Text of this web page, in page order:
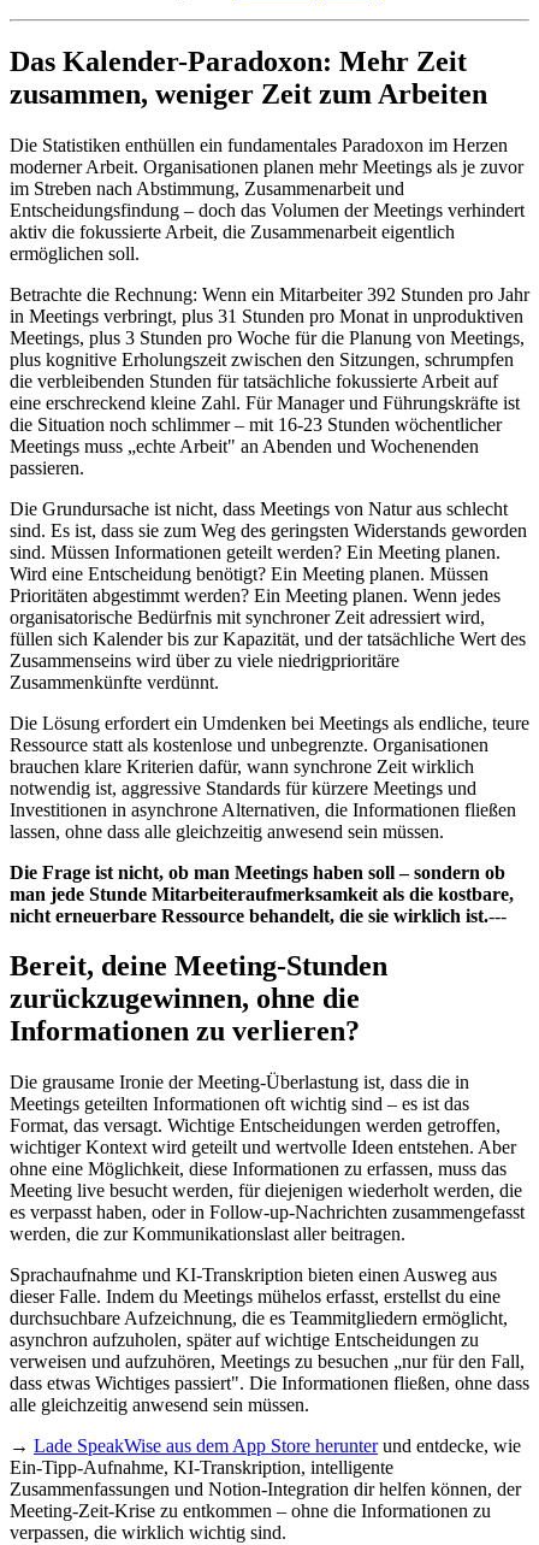
Das Kalender-Paradoxon: Mehr Zeit
zusammen, weniger Zeit zum Arbeiten
Die Statistiken enthüllen ein fundamentales Paradoxon im Herzen
moderner Arbeit. Organisationen planen mehr Meetings als je zuvor
im Streben nach Abstimmung, Zusammenarbeit und
Entscheidungsfindung – doch das Volumen der Meetings verhindert
aktiv die fokussierte Arbeit, die Zusammenarbeit eigentlich
ermöglichen soll.
Betrachte die Rechnung: Wenn ein Mitarbeiter 392 Stunden pro Jahr
in Meetings verbringt, plus 31 Stunden pro Monat in unproduktiven
Meetings, plus 3 Stunden pro Woche für die Planung von Meetings,
plus kognitive Erholungszeit zwischen den Sitzungen, schrumpfen
die verbleibenden Stunden für tatsächliche fokussierte Arbeit auf
eine erschreckend kleine Zahl. Für Manager und Führungskräfte ist
die Situation noch schlimmer – mit 16-23 Stunden wöchentlicher
Meetings muss „echte Arbeit" an Abenden und Wochenenden
passieren.
Die Grundursache ist nicht, dass Meetings von Natur aus schlecht
sind. Es ist, dass sie zum Weg des geringsten Widerstands geworden
sind. Müssen Informationen geteilt werden? Ein Meeting planen.
Wird eine Entscheidung benötigt? Ein Meeting planen. Müssen
Prioritäten abgestimmt werden? Ein Meeting planen. Wenn jedes
organisatorische Bedürfnis mit synchroner Zeit adressiert wird,
füllen sich Kalender bis zur Kapazität, und der tatsächliche Wert des
Zusammenseins wird über zu viele niedrigprioritäre
Zusammenkünfte verdünnt.
Die Lösung erfordert ein Umdenken bei Meetings als endliche, teure
Ressource statt als kostenlose und unbegrenzte. Organisationen
brauchen klare Kriterien dafür, wann synchrone Zeit wirklich
notwendig ist, aggressive Standards für kürzere Meetings und
Investitionen in asynchrone Alternativen, die Informationen fließen
lassen, ohne dass alle gleichzeitig anwesend sein müssen.
Die Frage ist nicht, ob man Meetings haben soll – sondern ob
man jede Stunde Mitarbeiteraufmerksamkeit als die kostbare,
nicht erneuerbare Ressource behandelt, die sie wirklich ist.---
Bereit, deine Meeting-Stunden
zurückzugewinnen, ohne die
Informationen zu verlieren?
Die grausame Ironie der Meeting-Überlastung ist, dass die in
Meetings geteilten Informationen oft wichtig sind – es ist das
Format, das versagt. Wichtige Entscheidungen werden getroffen,
wichtiger Kontext wird geteilt und wertvolle Ideen entstehen. Aber
ohne eine Möglichkeit, diese Informationen zu erfassen, muss das
Meeting live besucht werden, für diejenigen wiederholt werden, die
es verpasst haben, oder in Follow-up-Nachrichten zusammengefasst
werden, die zur Kommunikationslast aller beitragen.
Sprachaufnahme und KI-Transkription bieten einen Ausweg aus
dieser Falle. Indem du Meetings mühelos erfasst, erstellst du eine
durchsuchbare Aufzeichnung, die es Teammitgliedern ermöglicht,
asynchron aufzuholen, später auf wichtige Entscheidungen zu
verweisen und aufzuhören, Meetings zu besuchen „nur für den Fall,
dass etwas Wichtiges passiert". Die Informationen fließen, ohne dass
alle gleichzeitig anwesend sein müssen.
→ Lade SpeakWise aus dem App Store herunterund entdecke, wie
Ein-Tipp-Aufnahme, KI-Transkription, intelligente
Zusammenfassungen und Notion-Integration dir helfen können, der
Meeting-Zeit-Krise zu entkommen – ohne die Informationen zu
verpassen, die wirklich wichtig sind.